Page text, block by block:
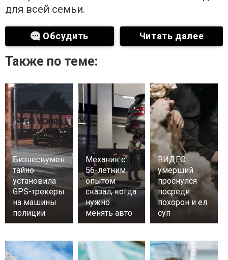
для всей семьи.
Обсудить Читать далее
Также по теме:
Бизнесвумен
тайно
установила
GPS-трекеры
на машины
полиции
Механик с
56-летним
опытом
сказал, когда
нужно
менять авто
ВИДЕО:
умерший
проснулся
посреди
похорон и ел
суп